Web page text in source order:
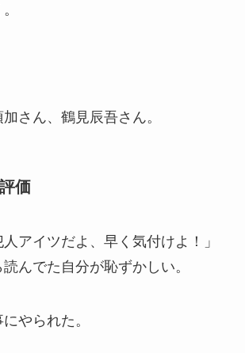
さん、鶴見辰吾さん。
価
人アイツだよ、早く気付けよ！」
んでた自分が恥ずかしい。
やられた。